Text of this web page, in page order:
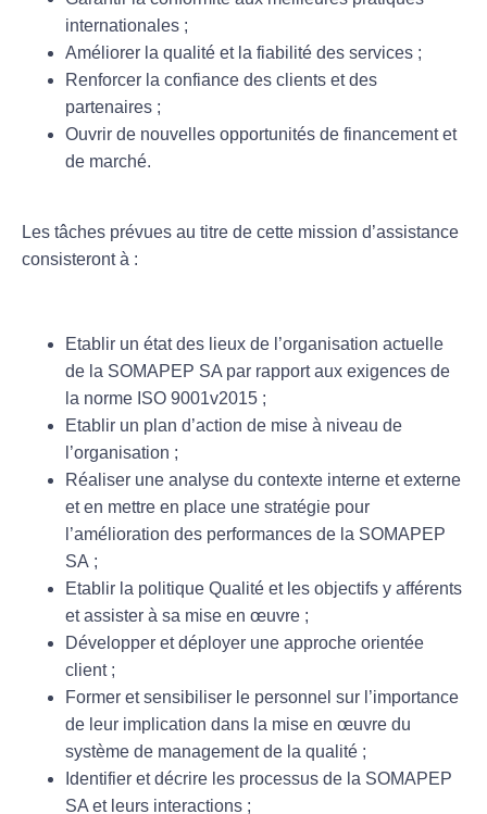
internationales ;
Améliorer la qualité et la fiabilité des services ;
Renforcer la confiance des clients et des
partenaires ;
Ouvrir de nouvelles opportunités de financement et
de marché.
Les tâches prévues au titre de cette mission d’assistance
consisteront à :
Etablir un état des lieux de l’organisation actuelle
de la SOMAPEP SA par rapport aux exigences de
la norme ISO 9001v2015 ;
Etablir un plan d’action de mise à niveau de
l’organisation ;
Réaliser une analyse du contexte interne et externe
et en mettre en place une stratégie pour
l’amélioration des performances de la SOMAPEP
SA ;
Etablir la politique Qualité et les objectifs y afférents
et assister à sa mise en œuvre ;
Développer et déployer une approche orientée
client ;
Former et sensibiliser le personnel sur l’importance
de leur implication dans la mise en œuvre du
système de management de la qualité ;
Identifier et décrire les processus de la SOMAPEP
SA et leurs interactions ;